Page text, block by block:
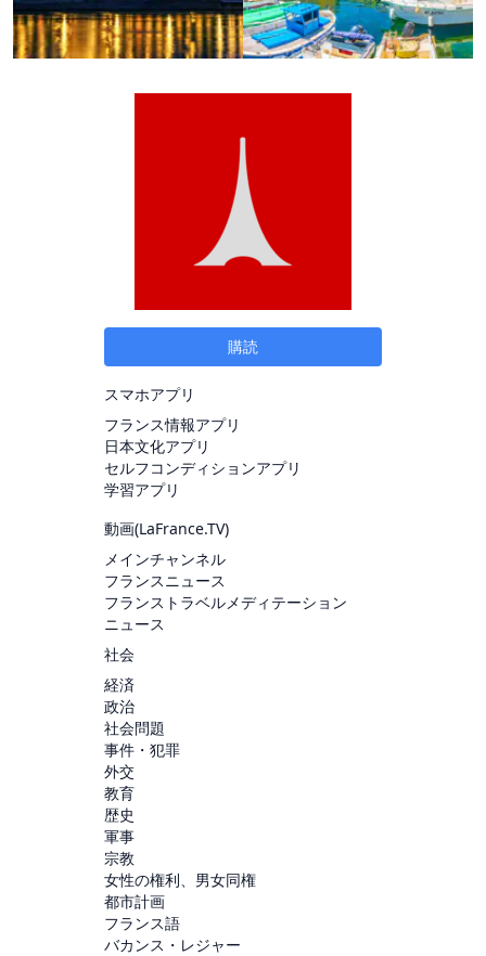
購読
スマホアプリ
フランス情報アプリ
日本文化アプリ
セルフコンディションアプリ
学習アプリ
動画(LaFrance.TV)
メインチャンネル
フランスニュース
フランストラベルメディテーション
ニュース
社会
経済
政治
社会問題
事件・犯罪
外交
教育
歴史
軍事
宗教
女性の権利、男女同権
都市計画
フランス語
バカンス・レジャー